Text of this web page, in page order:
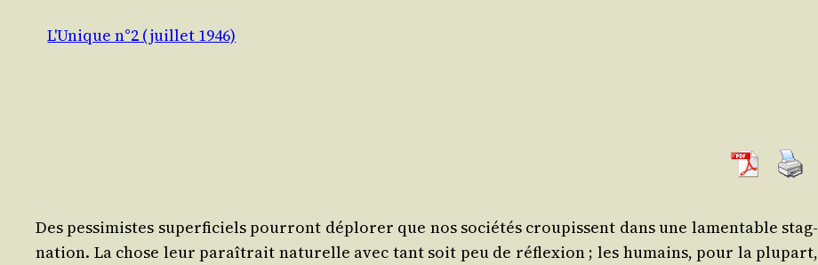
L'Unique n°2 (juillet 1946)
Des pes­si­mistes super­fi­ciels pour­ront déplo­rer que nos socié­tés crou­pissent dans une lamen­table stag­
na­tion. La chose leur paraî­trait natu­relle avec tant soit peu de réflexion ; les humains, pour la plu­part,